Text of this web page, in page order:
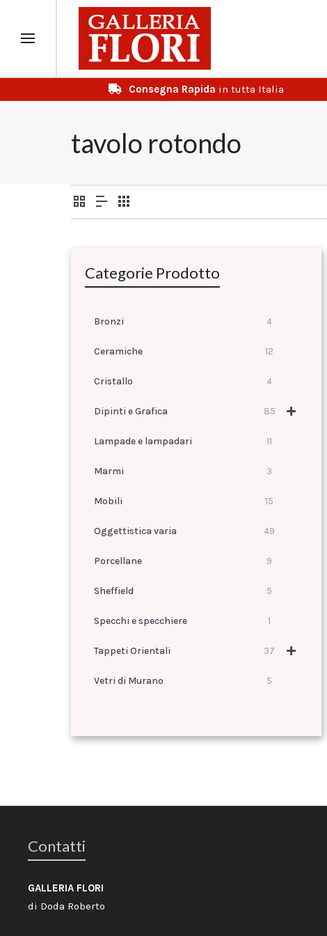
Consegna Rapida in tutta Italia
tavolo rotondo
Categorie Prodotto
Bronzi 4
Ceramiche 12
Cristallo 4
Dipinti e Grafica 85
Lampade e lampadari 11
Marmi 3
Mobili 15
Oggettistica varia 49
Porcellane 9
Sheffield 5
Specchi e specchiere 1
Tappeti Orientali 37
Vetri di Murano 5
Contatti
GALLERIA FLORI
di Doda Roberto